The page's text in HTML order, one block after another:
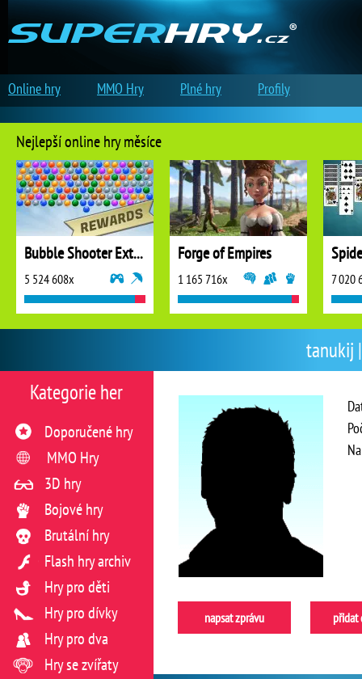
tanukij
napsat zprávu přidat
Kategorie her
Doporučené hry
MMO Hry
3D hry
Bojové hry
Brutální hry
Flash hry archiv
Hry pro děti
Hry pro dívky
Hry pro dva
Hry se zvířaty
Nejlepší online hry měsíce
Bubble Shooter Extreme
5 524 608x
Forge of Empires
1 165 716x 7 020
Online hry MMO Hry Plné hry Profily